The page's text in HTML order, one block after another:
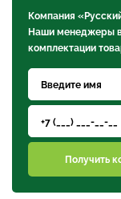
Компания
Наши менеджеры
комплектации
Получить